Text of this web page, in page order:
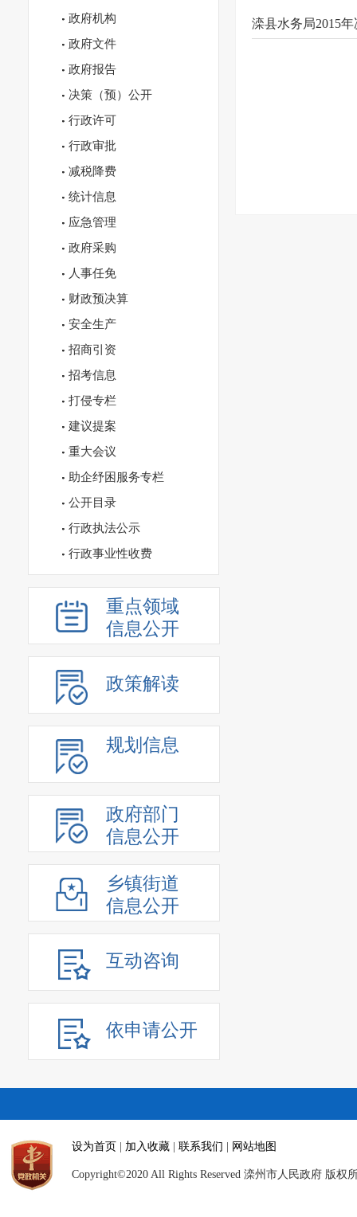
政府机构
政府文件
政府报告
决策（预）公开
行政许可
行政审批
减税降费
统计信息
应急管理
政府采购
人事任免
财政预决算
安全生产
招商引资
招考信息
打侵专栏
建议提案
重大会议
助企纾困服务专栏
公开目录
行政执法公示
行政事业性收费
重点领域
信息公开
政策解读
规划信息
政府部门
信息公开
乡镇街道
信息公开
互动咨询
依申请公开
滦县水务局2015
设为首页 加入收藏 联系我们 网站地图
Copyright©2020 All Rights Reserved 滦州市人民政府 版权